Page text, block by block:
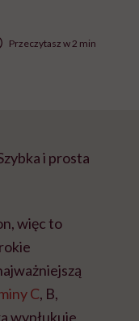
Przeczytasz w 2 min
i prosta
więc to
C, B,
wypłukuje